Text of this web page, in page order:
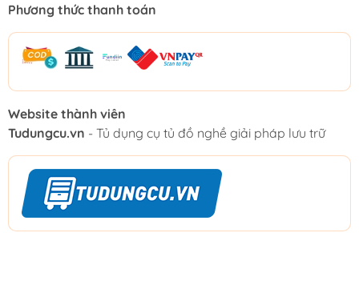
Phương thức thanh toán
Website thành viên
Tudungcu.vn - Tủ dụng cụ tủ đồ nghề giải pháp lưu trữ